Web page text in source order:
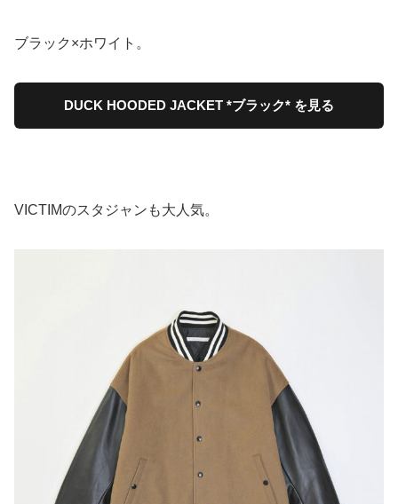
ブラック×ホワイト。
DUCK HOODED JACKET *ブラック* を見る
VICTIMのスタジャンも大人気。